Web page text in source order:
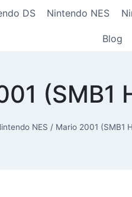
DS Nintendo NES
Blog
(SMB1
NES / Mario 2001 (SMB1